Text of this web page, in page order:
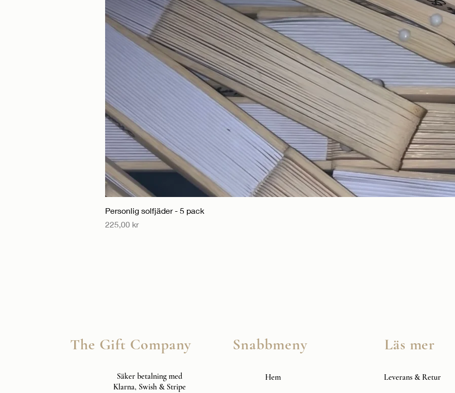
Personlig solfjäder - 5 pack
Pris
225,00 kr
The Gift Company
Säker betalning med
Klarna, Swish & Stripe
Snabbmeny
Hem
Läs mer
Leverans & Retur